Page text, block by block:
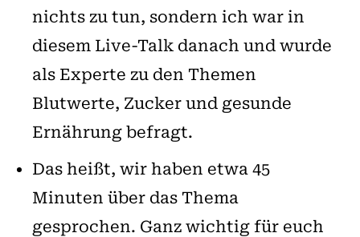
nichts zu tun, sondern ich war in
diesem Live-Talk danach und wurde
als Experte zu den Themen
Blutwerte, Zucker und gesunde
Ernährung befragt.
Das heißt, wir haben etwa 45
Minuten über das Thema
gesprochen. Ganz wichtig für euch